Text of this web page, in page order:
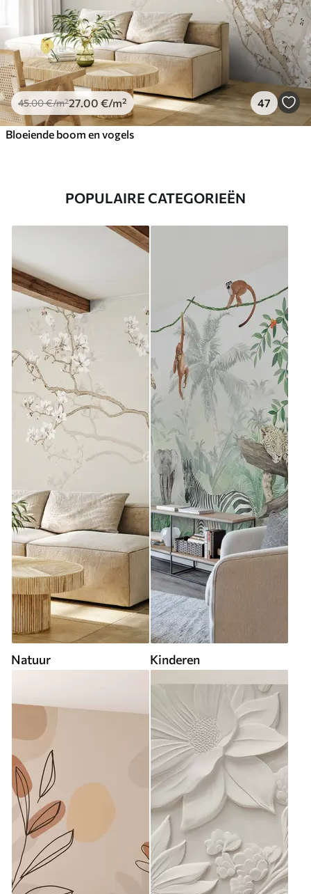
45.00€/m²27.00 €/m² 47
Bloeiende boom en vogels
POPULAIRE CATEGORIEËN
Natuur Kinderen